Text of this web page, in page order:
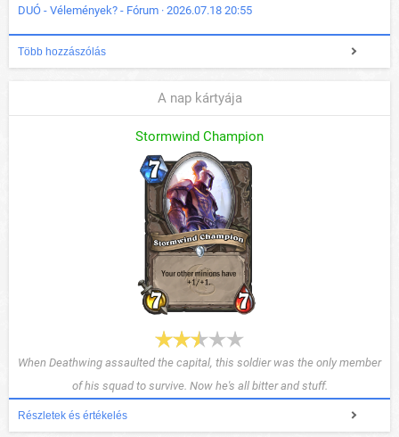
DUÓ - Vélemények? - Fórum · 2026.07.18 20:55
Több hozzászólás
A nap kártyája
Stormwind Champion
When Deathwing assaulted the capital, this soldier was the only member
of his squad to survive. Now he's all bitter and stuff.
Részletek és értékelés